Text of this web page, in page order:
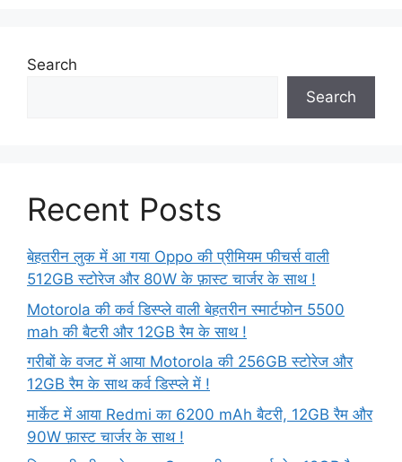
Search
Search
Recent Posts
बेहतरीन लुक में आ गया Oppo की प्रीमियम फीचर्स वाली
512GB स्टोरेज और 80W के फ़ास्ट चार्जर के साथ !
Motorola की कर्व डिस्प्ले वाली बेहतरीन स्मार्टफोन 5500
mah की बैटरी और 12GB रैम के साथ !
गरीबों के वजट में आया Motorola की 256GB स्टोरेज और
12GB रैम के साथ कर्व डिस्प्ले में !
मार्केट में आया Redmi का 6200 mAh बैटरी, 12GB रैम और
90W फ़ास्ट चार्जर के साथ !